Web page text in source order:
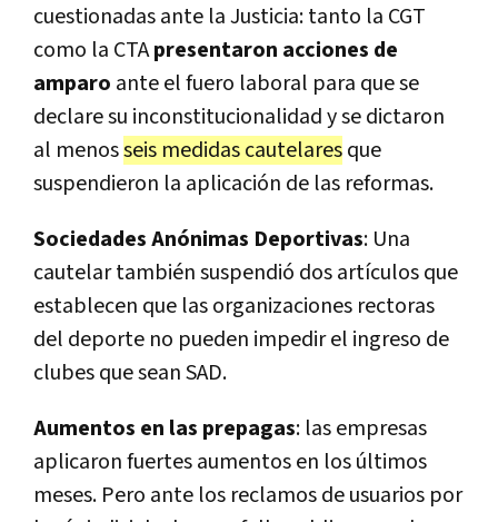
cuestionadas ante la Justicia: tanto la CGT
como la CTApresentaron acciones de
amparo ante el fuero laboral para que se
declare su inconstitucionalidad y se dictaron
al menosseis medidas cautelaresque
suspendieron la aplicación de las reformas.
Sociedades Anónimas Deportivas: Una
cautelar también suspendió dos artículos que
establecen que las organizaciones rectoras
del deporte no pueden impedir el ingreso de
clubes que sean SAD.
Aumentos en las prepagas: las empresas
aplicaron fuertes aumentos en los últimos
meses. Pero ante los reclamos de usuarios por